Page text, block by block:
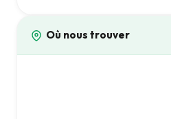
Où nous trouver